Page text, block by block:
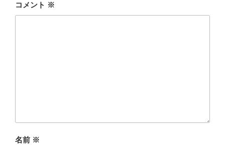
コメント ※
名前 ※